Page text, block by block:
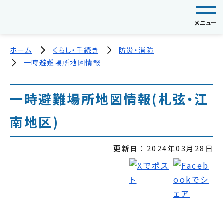
メニュー
ホーム くらし・手続き
防災・消防
一時避難場所地図情報
一時避難場所地図情報­(札弦・江
南地区­)
更新日 2024年03月28日